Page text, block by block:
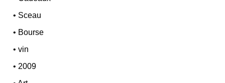
• Sceau
• Bourse
•vin
• 2009